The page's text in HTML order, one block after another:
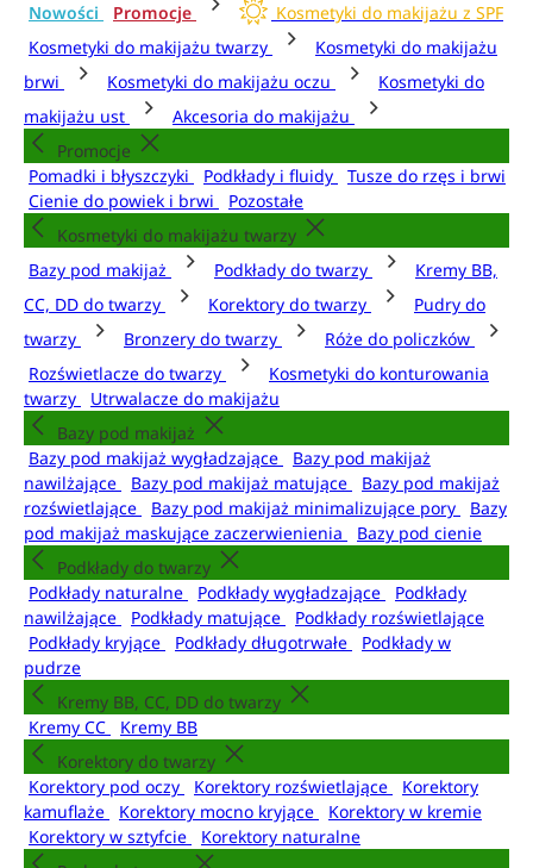
Nowości
Promocje
Kosmetyki do makijażu z SPF
Kosmetyki do makijażu twarzy
Kosmetyki do makijażu
brwi
Kosmetyki do makijażu oczu
Kosmetyki do
makijażu ust
Akcesoria do makijażu
Promocje
Pomadki i błyszczyki
Podkłady i fluidy
Tusze do rzęs i brwi
Cienie do powiek i brwi
Pozostałe
Kosmetyki do makijażu twarzy
Bazy pod makijaż
Podkłady do twarzy
Kremy BB,
CC, DD do twarzy
Korektory do twarzy
Pudry do
twarzy
Bronzery do twarzy
Róże do policzków
Rozświetlacze do twarzy
Kosmetyki do konturowania
twarzy
Utrwalacze do makijażu
Bazy pod makijaż
Bazy pod makijaż wygładzające
Bazy pod makijaż
nawilżające
Bazy pod makijaż matujące
Bazy pod makijaż
rozświetlające
Bazy pod makijaż minimalizujące pory
Bazy
pod makijaż maskujące zaczerwienienia
Bazy pod cienie
Podkłady do twarzy
Podkłady naturalne
Podkłady wygładzające
Podkłady
nawilżające
Podkłady matujące
Podkłady rozświetlające
Podkłady kryjące
Podkłady długotrwałe
Podkłady w
pudrze
Kremy BB, CC, DD do twarzy
Kremy CC
Kremy BB
Korektory do twarzy
Korektory pod oczy
Korektory rozświetlające
Korektory
kamuflaże
Korektory mocno kryjące
Korektory w kremie
Korektory w sztyfcie
Korektory naturalne